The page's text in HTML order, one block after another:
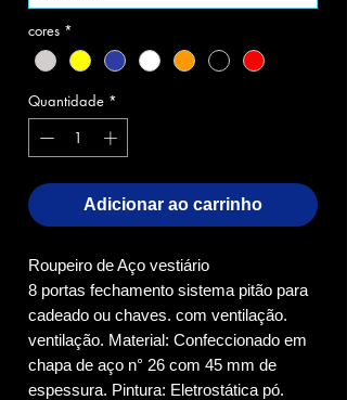
cores *
Quantidade *
Adicionar ao carrinho
Roupeiro de Aço vestiário
8 portas fechamento sistema pitão para
cadeado ou chaves. com ventilação.
ventilação. Material: Confeccionado em
chapa de aço n° 26 com 45 mm de
espessura. Pintura: Eletrostática pó.